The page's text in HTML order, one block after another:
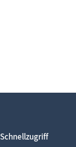
Schnellzugriff